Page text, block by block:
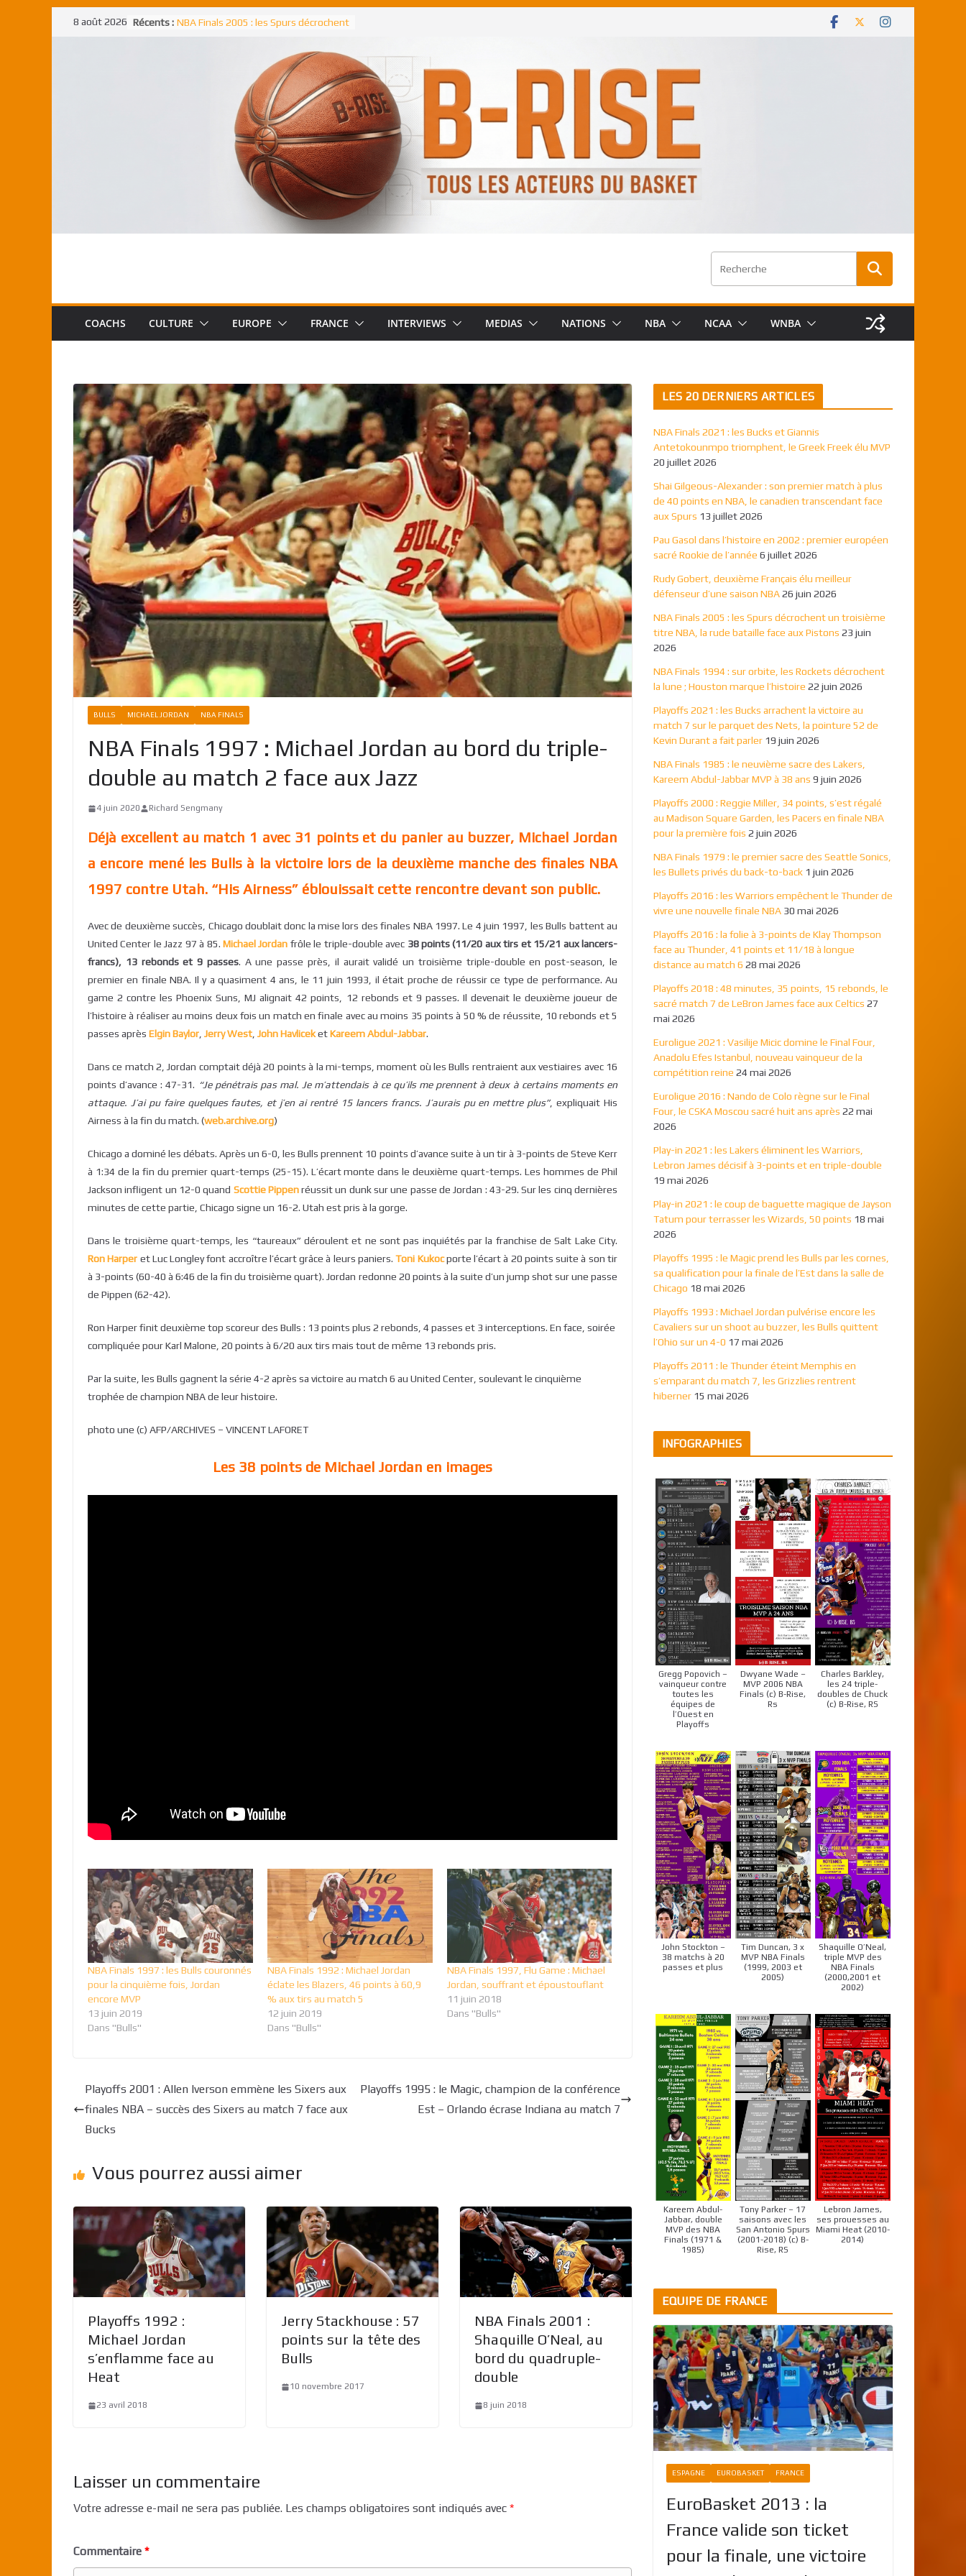
Passer8 août 2026 Récents : NBA Finals 2005 : les Spurs décrochent
NBA Finals 2021 : les Bucks et Giannis
Antetokounmpo triomphent, le Greek
Shai Gilgeous-Alexander : son premier
match à plus de 40 points en NBA, le
canadien transcendant face aux Spurs
Pau Gasol dans l’histoire en 2002 :
premier européen sacré Rookie de
Rudy Gobert, deuxième Français élu
meilleur défenseur d’une saison NBA
COACHS CULTURE EUROPE FRANCE INTERVIEWS MEDIAS NATIONS NBA NCAA WNBA
BULLS MICHAEL JORDAN NBA FINALS
NBA Finals 1997 : Michael Jordan au bord du triple-
double au match 2 face aux Jazz
4 juin 2020 Richard Sengmany
Déjà excellent au match 1 avec 31 points et du panier au buzzer, Michael Jordan
a encore mené les Bulls à la victoire lors de la deuxième manche des finales NBA
1997 contre Utah. “His Airness” éblouissait cette rencontre devant son public.
Avec de deuxième succès, Chicago doublait donc la mise lors des finales NBA 1997. Le 4 juin 1997, les Bulls battent au
United Center le Jazz 97 à 85. Michael Jordan frôle le triple-double avec 38 points (11/20 aux tirs et 15/21 aux lancers-
francs), 13 rebonds et 9 passes. A une passe près, il aurait validé un troisième triple-double en post-season, le
premier en finale NBA. Il y a quasiment 4 ans, le 11 juin 1993, il était proche de réussir ce type de performance. Au
game 2 contre les Phoenix Suns, MJ alignait 42 points, 12 rebonds et 9 passes. Il devenait le deuxième joueur de
l’histoire à réaliser au moins deux fois un match en finale avec au moins 35 points à 50 % de réussite, 10 rebonds et 5
passes après Elgin Baylor Jerry West John HavliceketKareem Abdul-Jabbar.
Dans ce match 2, Jordan comptait déjà 20 points à la mi-temps, moment où les Bulls rentraient aux vestiaires avec 16
points d’avance : 47-31. “Je pénétrais pas mal. Je m’attendais à ce qu’ils me prennent à deux à certains moments en
attaque. J’ai pu faire quelques fautes, et j’en ai rentré 15 lancers francs. J’aurais pu en mettre plus”, expliquait His
Airness à la fin du match. (web.archive.org)
Chicago a dominé les débats. Après un 6-0, les Bulls prennent 10 points d’avance suite à un tir à 3-points de Steve Kerr
à 1:34 de la fin du premier quart-temps (25-15). L’écart monte dans le deuxième quart-temps. Les hommes de Phil
Jackson infligent un 12-0 quand Scottie Pippenréussit un dunk sur une passe de Jordan : 43-29. Sur les cinq dernières
minutes de cette partie, Chicago signe un 16-2. Utah est pris à la gorge.
Dans le troisième quart-temps, les “taureaux” déroulent et ne sont pas inquiétés par la franchise de Salt Lake City.
Ron Harper et Luc Longley font accroître l’écart grâce à leurs paniers.Toni Kukocporte l’écart à 20 points suite à son tir
à 3-points (60-40 à 6:46 de la fin du troisième quart). Jordan redonne 20 points à la suite d’un jump shot sur une passe
de Pippen (62-42).
Ron Harper finit deuxième top scoreur des Bulls : 13 points plus 2 rebonds, 4 passes et 3 interceptions. En face, soirée
compliquée pour Karl Malone, 20 points à 6/20 aux tirs mais tout de même 13 rebonds pris.
Par la suite, les Bulls gagnent la série 4-2 après sa victoire au match 6 au United Center, soulevant le cinquième
trophée de champion NBA de leur histoire.
photo une (c) AFP/ARCHIVES – VINCENT LAFORET
Les 38 points de Michael Jordan en images
NBA Finals 1997 : les Bulls couronnés
pour la cinquième fois, Jordan
encore MVP
13 juin 2019
Dans "Bulls"
NBA Finals 1992 : Michael Jordan
éclate les Blazers, 46 points à 60,9
% aux tirs au match 5
12 juin 2019
Dans "Bulls"
NBA Finals 1997, Flu Game : Michael
Jordan, souffrant et époustouflant
11 juin 2018
Dans "Bulls"
Playoffs 2001 : Allen Iverson emmène les Sixers aux
finales NBA – succès des Sixers au match 7 face aux
Bucks
Playoffs 1995 : le Magic, champion de la conférence
Est – Orlando écrase Indiana au match 7
Vous pourrez aussi aimer
Playoffs 1992 :
Michael Jordan
s’enflamme face au
Heat
23 avril 2018
Jerry Stackhouse : 57
points sur la tête des
Bulls
10 novembre 2017
NBA Finals 2001 :
Shaquille O’Neal, au
bord du quadruple-
double
8 juin 2018
Laisser un commentaire
Votre adresse e-mail ne sera pas publiée. Les champs obligatoires sont indiqués avec *
Commentaire *
LES 20 DERNIERS ARTICLES
NBA Finals 2021 : les Bucks et Giannis
Antetokounmpo triomphent, le Greek Freek élu MVP
20 juillet 2026
Shai Gilgeous-Alexander : son premier match à plus
de 40 points en NBA, le canadien transcendant face
aux Spurs 13 juillet 2026
Pau Gasol dans l’histoire en 2002 : premier européen
sacré Rookie de l’année 6 juillet 2026
Rudy Gobert, deuxième Français élu meilleur
défenseur d’une saison NBA26 juin 2026
NBA Finals 2005 : les Spurs décrochent un troisième
titre NBA, la rude bataille face aux Pistons 23 juin
2026
NBA Finals 1994 : sur orbite, les Rockets décrochent
la lune ; Houston marque l’histoire 22 juin 2026
Playoffs 2021 : les Bucks arrachent la victoire au
match 7 sur le parquet des Nets, la pointure 52 de
Kevin Durant a fait parler 19 juin 2026
NBA Finals 1985 : le neuvième sacre des Lakers,
Kareem Abdul-Jabbar MVP à 38 ans 9 juin 2026
Playoffs 2000 : Reggie Miller, 34 points, s’est régalé
au Madison Square Garden, les Pacers en finale NBA
pour la première fois 2 juin 2026
NBA Finals 1979 : le premier sacre des Seattle Sonics,
les Bullets privés du back-to-back 1 juin 2026
Playoffs 2016 : les Warriors empêchent le Thunder de
vivre une nouvelle finale NBA 30 mai 2026
Playoffs 2016 : la folie à 3-points de Klay Thompson
face au Thunder, 41 points et 11/18 à longue
distance au match 6 28 mai 2026
Playoffs 2018 : 48 minutes, 35 points, 15 rebonds, le
sacré match 7 de LeBron James face aux Celtics 27
mai 2026
Euroligue 2021 : Vasilije Micic domine le Final Four,
Anadolu Efes Istanbul, nouveau vainqueur de la
compétition reine 24 mai 2026
Euroligue 2016 : Nando de Colo règne sur le Final
Four, le CSKA Moscou sacré huit ans après 22 mai
2026
Play-in 2021 : les Lakers éliminent les Warriors,
Lebron James décisif à 3-points et en triple-double
19 mai 2026
Play-in 2021 : le coup de baguette magique de Jayson
Tatum pour terrasser les Wizards, 50 points 18 mai
2026
Playoffs 1995 : le Magic prend les Bulls par les cornes,
sa qualification pour la finale de l’Est dans la salle de
Chicago 18 mai 2026
Playoffs 1993 : Michael Jordan pulvérise encore les
Cavaliers sur un shoot au buzzer, les Bulls quittent
l’Ohio sur un 4-0 17 mai 2026
Playoffs 2011 : le Thunder éteint Memphis en
s’emparant du match 7, les Grizzlies rentrent
hiberner 15 mai 2026
INFOGRAPHIES
Gregg Popovich –
vainqueur contre
toutes les
équipes de
l’Ouest en
Playoffs
Dwyane Wade –
MVP 2006 NBA
Finals (c) B-Rise,
Rs
Charles Barkley,
les 24 triple-
doubles de Chuck
(c) B-Rise, RS
John Stockton –
38 matchs à 20
passes et plus
Tim Duncan, 3 x
MVP NBA Finals
(1999, 2003 et
2005)
Shaquille O’Neal,
triple MVP des
NBA Finals
(2000,2001 et
2002)
Kareem Abdul-
Jabbar, double
MVP des NBA
Finals (1971 &
1985)
Tony Parker – 17
saisons avec les
San Antonio Spurs
(2001-2018) (c) B-
Rise, RS
Lebron James,
ses prouesses au
Miami Heat (2010-
2014)
EQUIPE DE FRANCE
ESPAGNE EUROBASKET FRANCE
EuroBasket 2013 : la
France valide son ticket
pour la finale, une victoire